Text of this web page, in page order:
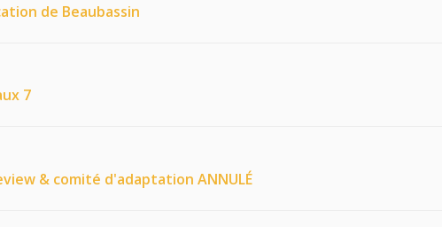
de Beaubassin
7
& comité d'adaptation ANNULÉ